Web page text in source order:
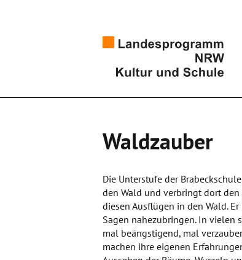
Waldzauber
Die Unterstufe der
den Wald und verbringt dort den
diesen Ausflügen in den Wald.
Sagen nahezubringen. In vielen
mal beängstigend, mal
machen ihre eigenen